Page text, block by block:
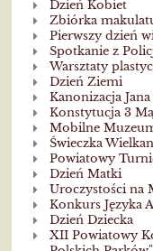
Dzień Kobiet
Zbiórka
Pierwszy dzień
Spotkanie z
Warsztaty
Dzień Ziemi
Kanonizacja Jana
Konstytucja 3
Mobilne
Świeczka
Powiatowy
Dzień Matki
Uroczystości na
Konkurs Języka
Dzień Dziecka
XII Powiatowy